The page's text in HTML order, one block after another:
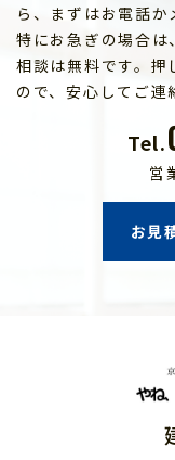
ら、まずはお電話か
特にお急ぎの場合は
相談は無料です。押
ので、安心してご連
Tel.
営
お見